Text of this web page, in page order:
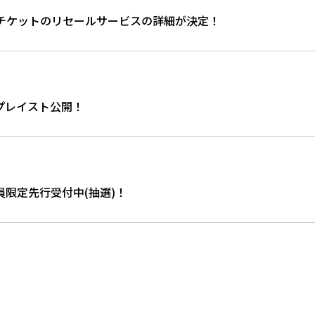
ットのリセールサービスの詳細が決定！
イスト公開！
定先行受付中(抽選)！